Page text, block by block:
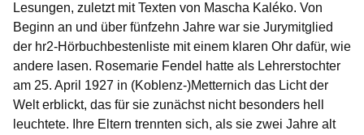
Lesungen, zuletzt mit Texten von Mascha Kaléko. Von
Beginn an und über fünfzehn Jahre war sie Jurymitglied
der hr2-Hörbuchbestenliste mit einem klaren Ohr dafür, wie
andere lasen. Rosemarie Fendel hatte als Lehrerstochter
am 25. April 1927 in (Koblenz-)Metternich das Licht der
Welt erblickt, das für sie zunächst nicht besonders hell
leuchtete. Ihre Eltern trennten sich, als sie zwei Jahre alt